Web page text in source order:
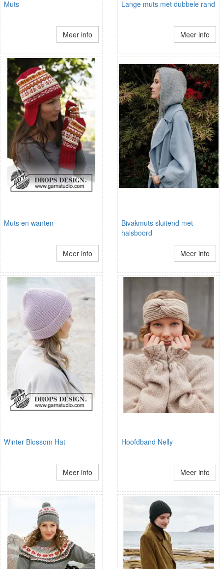
Muts
Meer info
Lange muts met dubbele rand
Meer info
Muts en wanten
Meer info
Bivakmuts sluitend met
halsboord
Meer info
Winter Blossom Hat
Meer info
Hoofdband Nelly
Meer info